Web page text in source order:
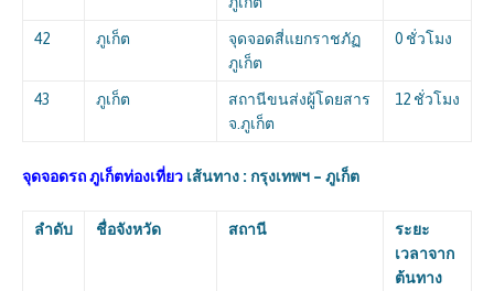
42 ภูเก็ต
จุดจอดสี่แยกราชภัฏ
ภูเก็ต
0 ชั่วโมง
43 ภูเก็ต
สถานีขนส่งผู้โดยสาร
จ.ภูเก็ต
12 ชั่วโมง
จุดจอดรถ ภูเก็ตท่องเที่ยว เส้นทาง : กรุงเทพฯ – ภูเก็ต
ลำดับ ชื่อจังหวัด สถานี
ระยะ
เวลาจาก
ต้นทาง